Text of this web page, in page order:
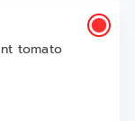
tomato